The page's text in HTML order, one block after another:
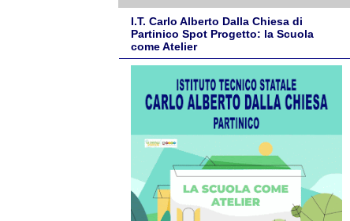
I.T. Carlo Alberto Dalla Chiesa di
Partinico Spot Progetto: la Scuola
come Atelier